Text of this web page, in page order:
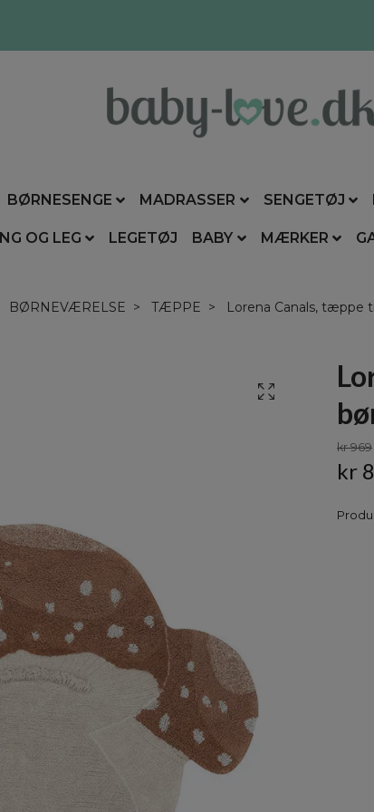
BØRNESENGE MADRASSER SENGETØJ
OG LEG LEGETØJ BABY MÆRKER
BØRNEVÆRELSE TÆPPE Lorena Canals, tæppe
kr 969
kr